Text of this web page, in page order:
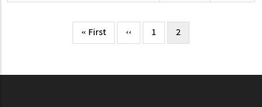
First
page
« First
Previous
page
‹‹ Page
1
လက်ရှိ
စာမျက်နှာ
2